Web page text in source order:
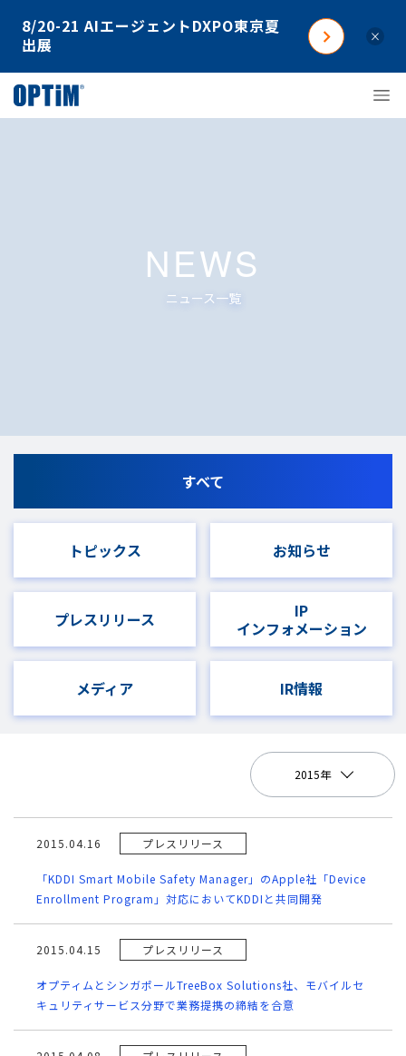
8/20-21 AIエージェントDXPO東京夏
出展
×
NEWS
ニュース一覧
すべて
トピックス お知らせ
プレスリリース
IP
インフォメーション
メディア IR情報
2015年
2015.04.16 プレスリリース
「KDDI Smart Mobile Safety Manager」のApple社「Device
Enrollment Program」対応においてKDDIと共同開発
2015.04.15 プレスリリース
オプティムとシンガポールTreeBox Solutions社、モバイルセ
キュリティサービス分野で業務提携の締結を合意